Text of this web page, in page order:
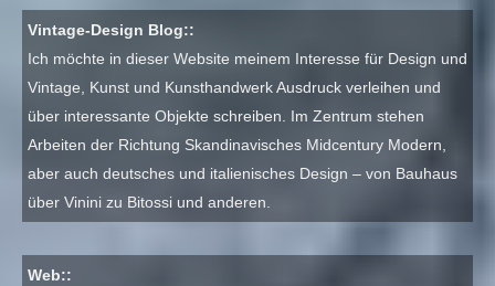
Vintage-Design Blog::
Ich möchte in dieser Website meinem Interesse für Design und
Vintage, Kunst und Kunsthandwerk Ausdruck verleihen und
über interessante Objekte schreiben. Im Zentrum stehen
Arbeiten der Richtung Skandinavisches Midcentury Modern,
aber auch deutsches und italienisches Design – von Bauhaus
über Vinini zu Bitossi und anderen.
Web::